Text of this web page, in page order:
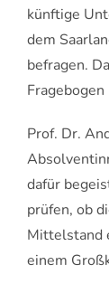
künftige
dem
befragen.
Prof. Dr.
dafür
prüfen, ob
Mittelstand
einem